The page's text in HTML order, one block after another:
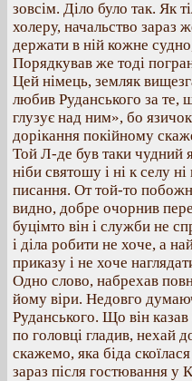
зовсім. Діло було так. Як
холеру, начальство зараз
держати в ній кожне
Порядкував же тоді
Цей німець, земляк
любив Руданського за те,
глузує над ним», бо
дорікання покійному
Той Л-де був таки чудний
ніби святошу і ні к селу
писання. От той-то
видно, добре очорнив
буцімто він і служби не
і діла робити не хоче, а
приказу і не хоче
Одно слово, набрехав
йому віри. Недовго
Руданського. Що він
по головці гладив, нехай
скажемо, яка біда
зараз після гостювання у